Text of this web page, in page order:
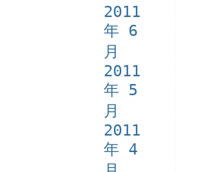
2011
年 6
月
2011
年 5
月
2011
年 4